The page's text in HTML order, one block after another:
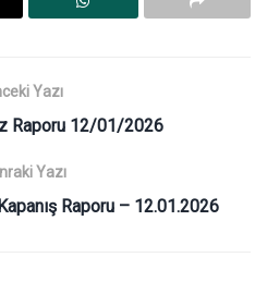
Yazı
Raporu 12/01/2026
Yazı
Raporu – 12.01.2026